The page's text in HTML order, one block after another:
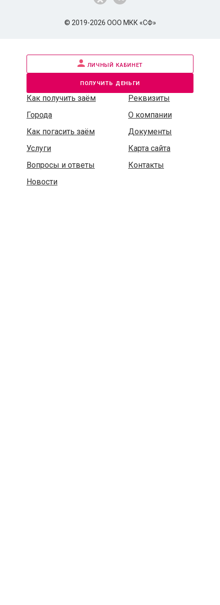
© 2019-2026 ООО МКК «СФ»
личный кабинет
получить деньги
Как получить заём
Реквизиты
Города
О компании
Как погасить заём
Документы
Услуги
Карта сайта
Вопросы и ответы
Контакты
Новости